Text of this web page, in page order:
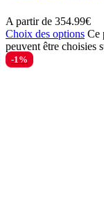
A partir de 354.99€
Choix des options Ce
peuvent être choisies
-1%